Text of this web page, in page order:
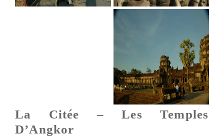
La Citée – Les Temples
D’Angkor